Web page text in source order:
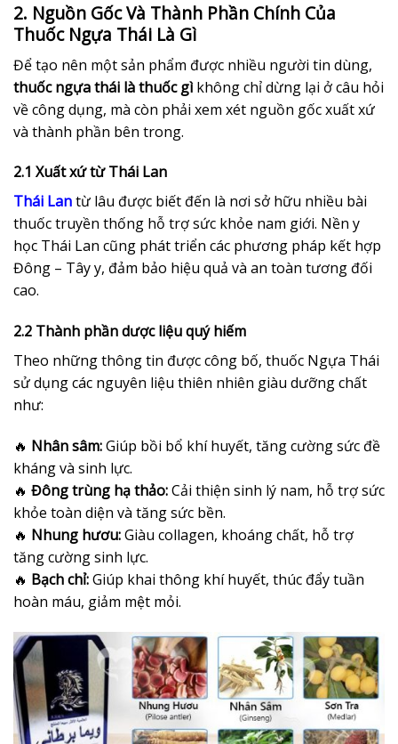
2. Nguồn Gốc Và Thành Phần Chính Của
Thuốc Ngựa Thái Là Gì
Để tạo nên một sản phẩm được nhiều người tin dùng,
thuốc ngựa thái là thuốc gìkhông chỉ dừng lại ở câu hỏi
về công dụng, mà còn phải xem xét nguồn gốc xuất xứ
và thành phần bên trong.
2.1 Xuất xứ từ Thái Lan
Thái Lantừ lâu được biết đến là nơi sở hữu nhiều bài
thuốc truyền thống hỗ trợ sức khỏe nam giới. Nền y
học Thái Lan cũng phát triển các phương pháp kết hợp
Đông – Tây y, đảm bảo hiệu quả và an toàn tương đối
cao.
2.2 Thành phần dược liệu quý hiếm
Theo những thông tin được công bố, thuốc Ngựa Thái
sử dụng các nguyên liệu thiên nhiên giàu dưỡng chất
như:
🔥 Nhân sâm:Giúp bồi bổ khí huyết, tăng cường sức đề
kháng và sinh lực.
🔥 Đông trùng hạ thảo:Cải thiện sinh lý nam, hỗ trợ sức
khỏe toàn diện và tăng sức bền.
🔥 Nhung hươu:Giàu collagen, khoáng chất, hỗ trợ
tăng cường sinh lực.
🔥 Bạch chỉ:Giúp khai thông khí huyết, thúc đẩy tuần
hoàn máu, giảm mệt mỏi.